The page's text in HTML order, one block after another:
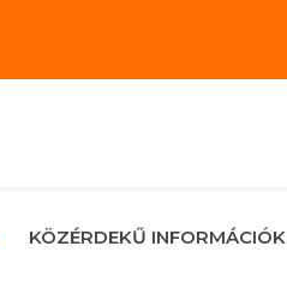
KÖZÉRDEKŰ INFORMÁCIÓK